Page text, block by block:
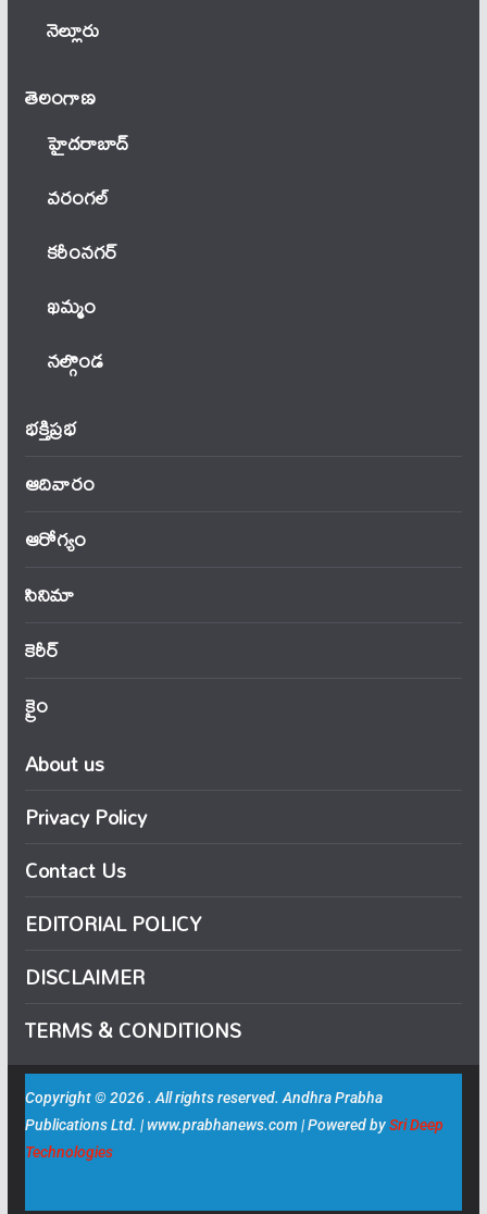
నెల్లూరు
తెలంగాణ‌
హైదరాబాద్
వ‌రంగ‌ల్
కరీంనగర్
ఖ‌మ్మం
నల్గొండ
భక్తిప్రభ
ఆదివారం
ఆరోగ్యం
సినిమా
కెరీర్
క్రైం
About us
Privacy Policy
Contact Us
EDITORIAL POLICY
DISCLAIMER
TERMS & CONDITIONS
Copyright © 2026 . All rights reserved. Andhra Prabha
Publications Ltd. | www.prabhanews.com | Powered bySri Deep
Technologies